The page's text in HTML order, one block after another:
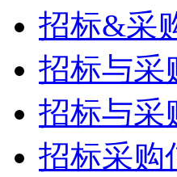
招标&采
招标与采
招标与采
招标采购